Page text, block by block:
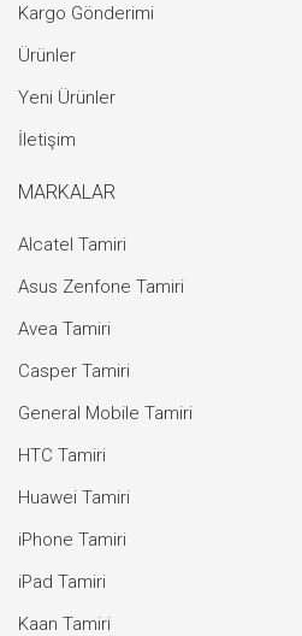
Kargo Gönderimi
Ürünler
Yeni Ürünler
İletişim
MARKALAR
Alcatel Tamiri
Asus Zenfone Tamiri
Avea Tamiri
Casper Tamiri
General Mobile Tamiri
HTC Tamiri
Huawei Tamiri
iPhone Tamiri
iPad Tamiri
Kaan Tamiri